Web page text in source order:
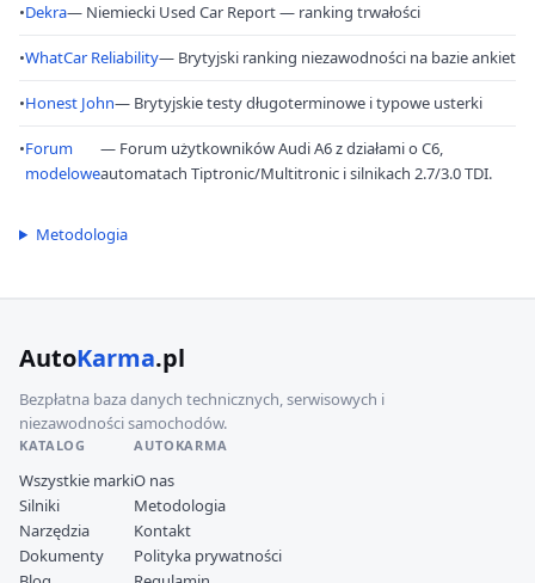
•Dekra— Niemiecki Used Car Report — ranking trwałości
•WhatCar Reliability— Brytyjski ranking niezawodności na bazie ankiet
•Honest John— Brytyjskie testy długoterminowe i typowe usterki
•Forum
modelowe
— Forum użytkowników Audi A6 z działami o C6,
automatach Tiptronic/Multitronic i silnikach 2.7/3.0 TDI.
Metodologia
AutoKarma.pl
Bezpłatna baza danych technicznych, serwisowych i
niezawodności samochodów.
KATALOG
Wszystkie marki
Silniki
Narzędzia
Dokumenty
AUTOKARMA
O nas
Metodologia
Kontakt
Polityka prywatności